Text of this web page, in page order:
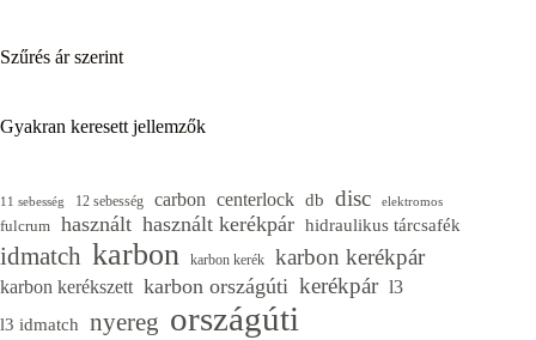
Szűrés ár szerint
Gyakran keresett jellemzők
11 sebesség 12 sebesség carbon centerlock db disc elektromos
fulcrum használt használt kerékpár hidraulikus tárcsafék
idmatch karbon karbon kerék karbon kerékpár
karbon kerékszett karbon országúti kerékpár l3
l3 idmatch nyereg országúti